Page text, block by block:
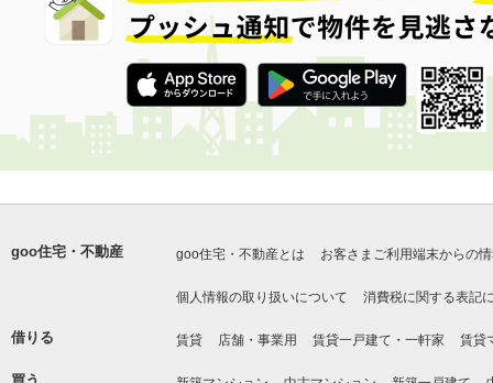
goo住宅・不動産 goo住宅・不動産とは お客さまご利用端末からの
個人情報の取り扱いについて 消費税に関する表記
借りる 賃貸 店舗・事業用 賃貸一戸建て・一軒家 賃貸